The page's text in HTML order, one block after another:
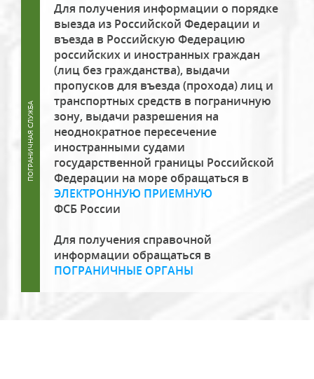
Для получения информации о порядке
выезда из Российской Федерации и
въезда в Российскую Федерацию
российских и иностранных граждан
(лиц без гражданства), выдачи
пропусков для въезда (прохода) лиц и
транспортных средств в пограничную
зону, выдачи разрешения на
неоднократное пересечение
иностранными судами
государственной границы Российской
Федерации на море обращаться в
ЭЛЕКТРОННУЮ ПРИЕМНУЮ
ФСБ России
Для получения справочной
информации обращаться в
ПОГРАНИЧНЫЕ ОРГАНЫ